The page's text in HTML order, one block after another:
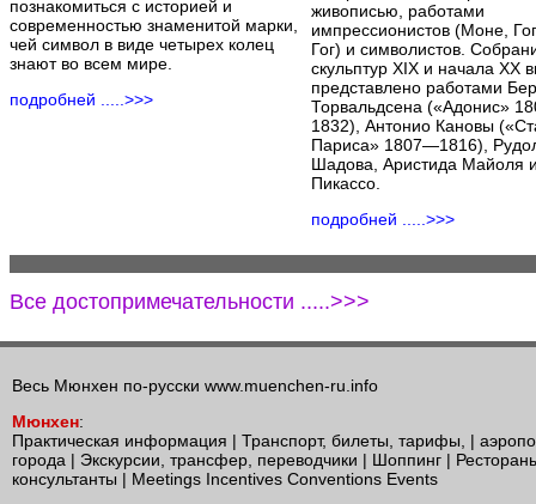
познакомиться с историей и
современностью знаменитой марки,
чей символ в виде четырех колец
знают во всем мире.
подробней .....>>>
живописью, работами
импрессионистов (Моне,
Гог) и символистов.
скульптур XIX и начала XX
представлено работами
Торвальдсена («Адонис»
1832), Антонио Кановы
Париса» 1807—1816),
Шадова, Аристида Майоля
Пикассо.
подробней .....>>>
Все достопримечательности .....>>>
Весь Мюнхен по-русски www.muenchen-ru.info
Мюнхен:
Практическая информация | Транспорт, билеты, тарифы, |
города | Экскурсии, трансфер, переводчики | Шоппинг |
консультанты | Meetings Incentives Conventions Events